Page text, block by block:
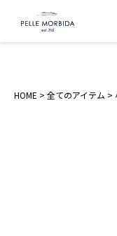
HOME 全てのアイテム